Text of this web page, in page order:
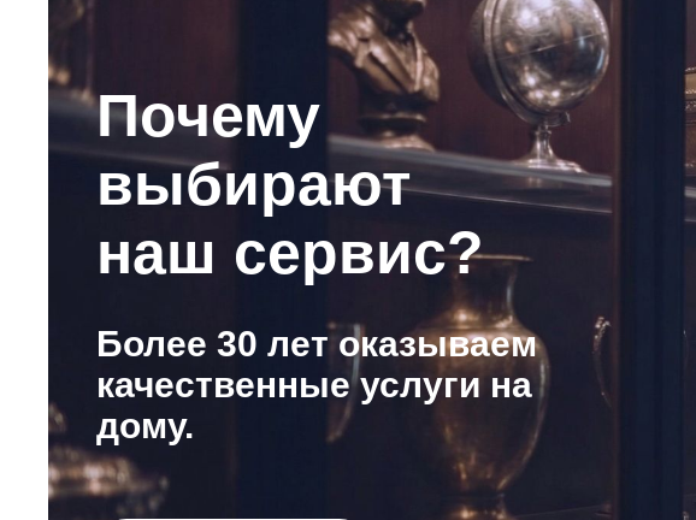
Почему
выбирают
наш сервис?
Более 30 лет оказываем
качественные услуги на
дому.